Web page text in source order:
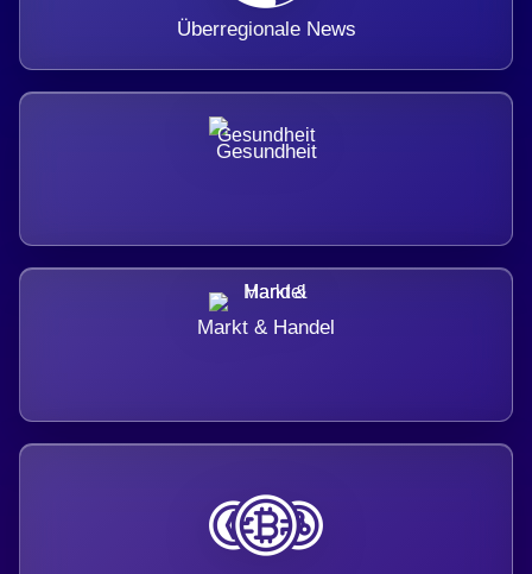
Überregionale News
Gesundheit
Markt & Handel